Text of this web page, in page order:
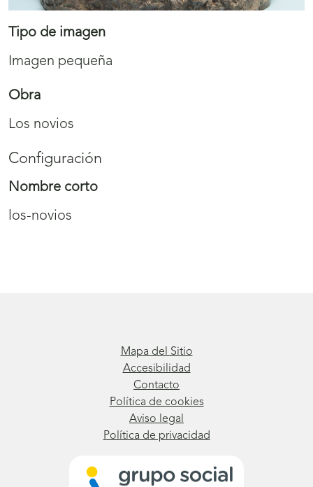
Tipo de imagen
Imagen pequeña
Obra
Los novios
Configuración
Nombre corto
los-novios
Mapa del Sitio
Accesibilidad
Contacto
Política de cookies
Aviso legal
Política de privacidad